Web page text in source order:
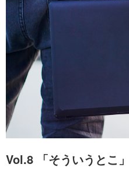
Vol.8 「そういうとこ